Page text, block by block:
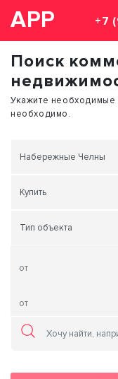
АРР +7
Поиск
Укажите необходимые
необходимо.
Набережные Челны
Купить
Тип объекта